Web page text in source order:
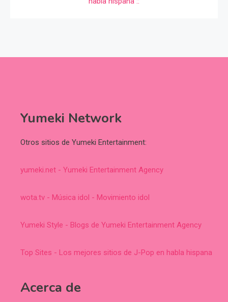
Yumeki Network
Otros sitios de Yumeki Entertainment:
yumeki.net - Yumeki Entertainment Agency
wota.tv - Música idol - Movimiento idol
Yumeki Style - Blogs de Yumeki Entertainment Agency
Top Sites - Los mejores sitios de J-Pop en habla hispana
Acerca de